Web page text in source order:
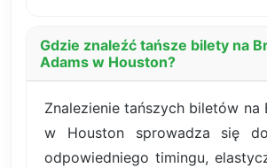
Gdzie znaleźć tańsze bilety na
Adams w Houston?
Znalezienie tańszych biletów na
w Houston sprowadza się do
odpowiedniego timingu,